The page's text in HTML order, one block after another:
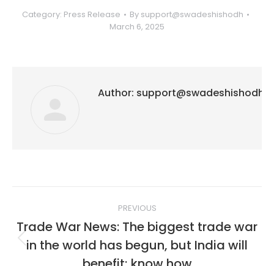
Category: Press Release By support@swadeshishodh
March 6, 2025
Author: support@swadeshishodh
navigation
PREVIOUS
Previous
post:
Trade War News: The biggest trade war
in the world has begun, but India will